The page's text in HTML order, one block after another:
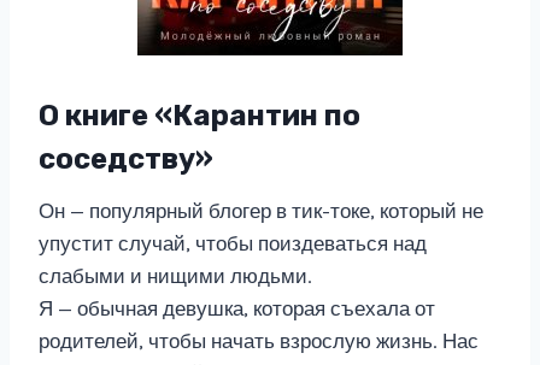
О книге «Карантин по
соседству»
Он — популярный блогер в тик-токе, который не
упустит случай, чтобы поиздеваться над
слабыми и нищими людьми.
Я — обычная девушка, которая съехала от
родителей, чтобы начать взрослую жизнь. Нас